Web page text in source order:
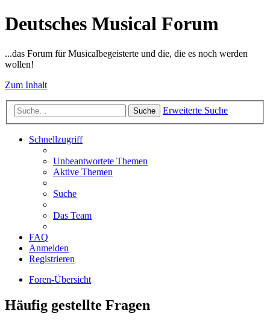
Deutsches Musical Forum
...das Forum für Musicalbegeisterte und die, die es noch werden
wollen!
Zum Inhalt
Suche Erweiterte Suche
Schnellzugriff
Unbeantwortete Themen
Aktive Themen
Suche
Das Team
FAQ
Anmelden
Registrieren
Foren-Übersicht
Häufig gestellte Fragen